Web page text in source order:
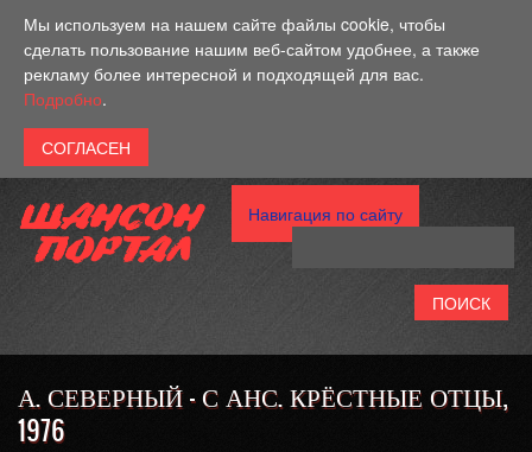
Мы используем на нашем сайте файлы cookie, чтобы
сделать пользование нашим веб-сайтом удобнее, а также
рекламу более интересной и подходящей для вас.
Подробно.
Навигация по сайту
А. СЕВЕРНЫЙ - С АНС. КРЁСТНЫЕ ОТЦЫ,
1976